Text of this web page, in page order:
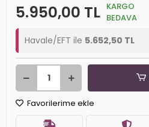
5.950,00 TL KARGO
BEDAVA
Havale/EFT ile 5.652,50 TL
Favorilerime ekle